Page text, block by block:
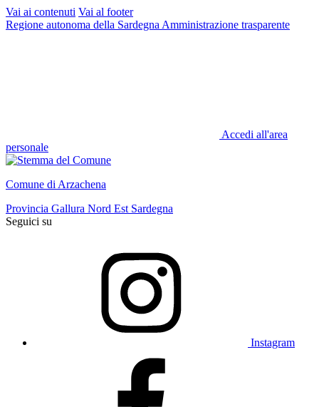
Vai ai contenuti Vai al footer
Regione autonoma della Sardegna Amministrazione trasparente
Accedi all'area
personale
Comune di Arzachena
Provincia Gallura Nord Est Sardegna
Seguici su
Instagram